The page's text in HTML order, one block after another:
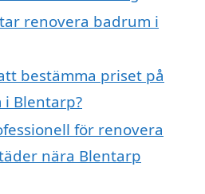
renovera badrum i
bestämma priset på
Blentarp?
för renovera
nära Blentarp